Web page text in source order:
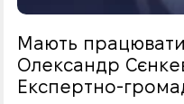
Мають
Олександр
Експертно-